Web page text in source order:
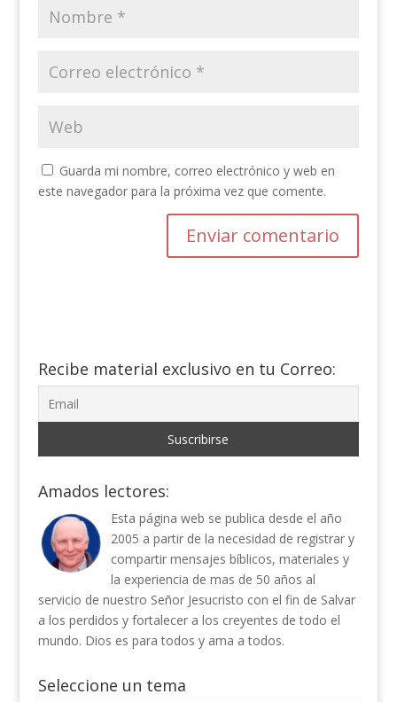
Guarda mi nombre, correo electrónico y web en
este navegador para la próxima vez que comente.
Recibe material exclusivo en tu Correo:
Amados lectores:
Esta página web se publica desde el año
2005 a partir de la necesidad de registrar y
compartir mensajes bíblicos, materiales y
la experiencia de mas de 50 años al
servicio de nuestro Señor Jesucristo con el fin de Salvar
a los perdidos y fortalecer a los creyentes de todo el
mundo. Dios es para todos y ama a todos.
Seleccione un tema